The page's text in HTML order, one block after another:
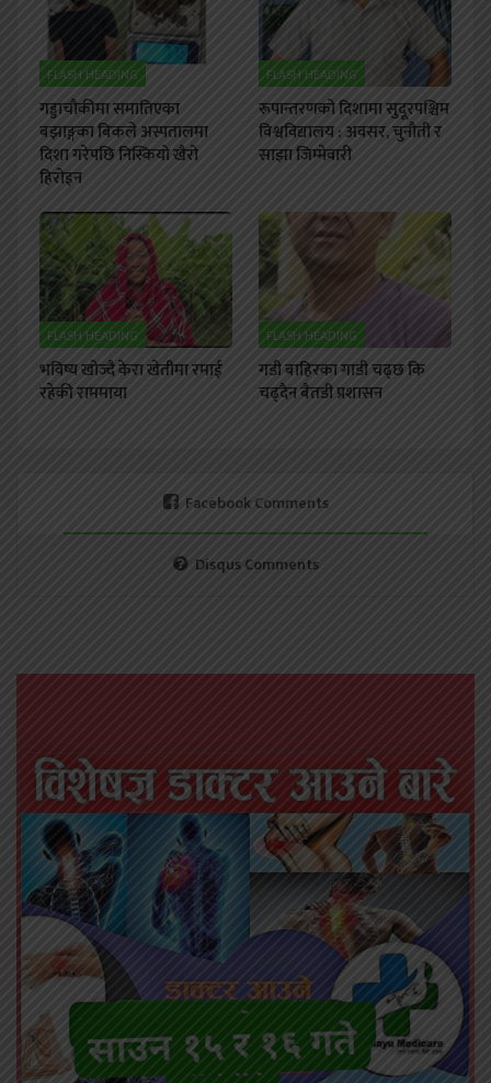
FLASH HEADING
गड्डाचौकीमा समातिएका
बझाङ्गका बिकले अस्पतालमा
दिशा गरेपछि निस्कियो खैरो
हिरोइन
FLASH HEADING
रूपान्तरणको दिशामा सुदूरपश्चिम
विश्वविद्यालय : अवसर, चुनौती र
साझा जिम्मेवारी
FLASH HEADING
भविष्य खोज्दै केरा खेतीमा रमाई
रहेकी राममाया
FLASH HEADING
गडी बाहिरका गाडी चढ्छ कि
चढ्दैन बैतडी प्रशासन
Facebook Comments
Disqus Comments